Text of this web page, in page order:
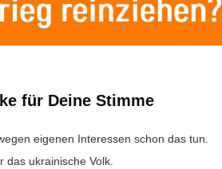
für Deine Stimme
eigenen Interessen schon das tun.
das ukrainische Volk.